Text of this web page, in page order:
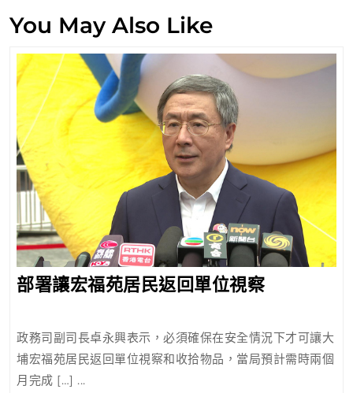
You May Also Like
部署讓宏福苑居民返回單位視察部
宏
福
政務司副司長卓永興表示，必須確保在安全情況下才可讓大
埔宏福苑居民返回單位視察和收拾物品，當局預計需時兩個
月完成 […] ...